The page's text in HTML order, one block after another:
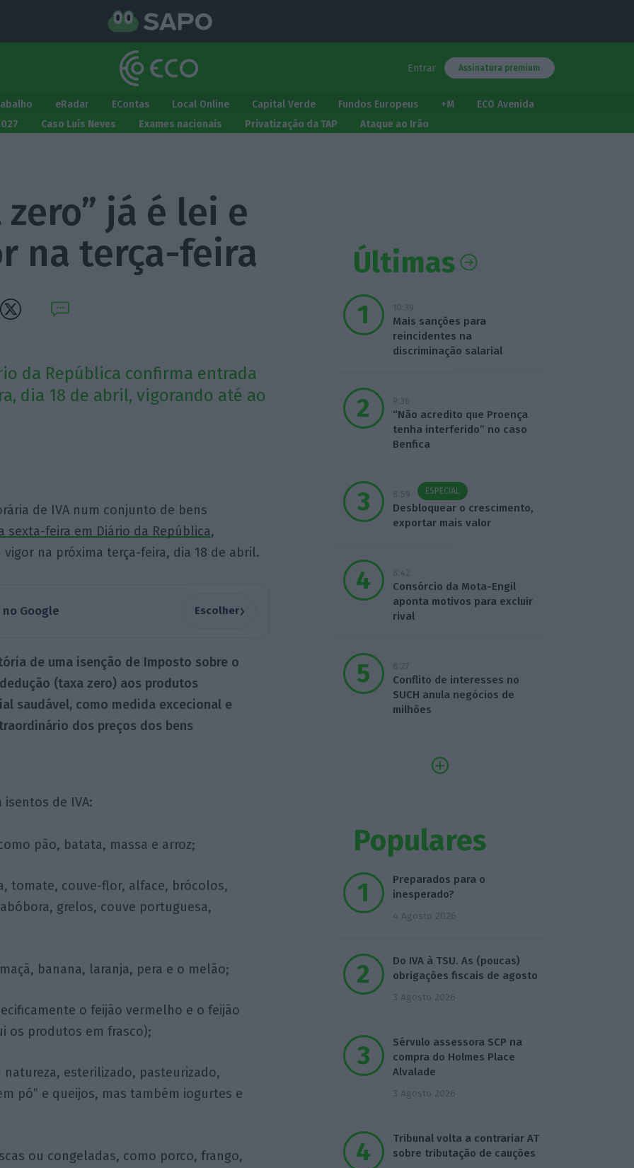
Entrar Assinatura premium
eRadar EContas Local Online Capital Verde Fundos Europeus +M
ECO Avenida
Caso Luís Neves Exames nacionais Privatização da TAP Ataque ao Irão
zero” já é lei e
na terça-feira
da República confirma entrada
dia 18 de abril, vigorando até ao
de IVA num conjunto de bens
sexta-feira em Diário da República,
na próxima terça-feira, dia 18 de abril.
Google Escolher›
de uma isenção de Imposto sobre o
(taxa zero) aos produtos
saudável, como medida excecional e
dos preços dos bens
de IVA:
pão, batata, massa e arroz;
tomate, couve-flor, alface, brócolos,
grelos, couve portuguesa,
banana, laranja, pera e o melão;
o feijão vermelho e o feijão
os produtos em frasco);
natureza, esterilizado, pasteurizado,
pó” e queijos, mas também iogurtes e
ou congeladas, como porco, frango,
Últimas
10:39
Mais sanções para
reincidentes na
discriminação salarial
9:36
“Não acredito que Proença
tenha interferido” no caso
Benfica
8:59 ESPECIAL
Desbloquear o crescimento,
exportar mais valor
8:42
Consórcio da Mota-Engil
aponta motivos para excluir
rival
8:27
Conflito de interesses no
SUCH anula negócios de
milhões
Populares
Preparados para o
inesperado?
4 Agosto 2026
Do IVA à TSU. As (poucas)
obrigações fiscais de agosto
3 Agosto 2026
Sérvulo assessora SCP na
compra do Holmes Place
Alvalade
3 Agosto 2026
Tribunal volta a contrariar AT
sobre tributação de cauções